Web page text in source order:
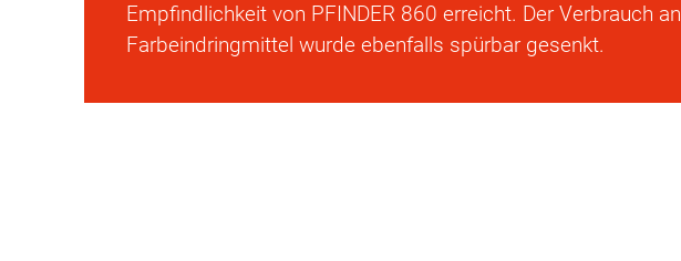
Empfindlichkeit von PFINDER 860 erreicht. Der Verbrauch an
Farbeindringmittel wurde ebenfalls spürbar gesenkt.